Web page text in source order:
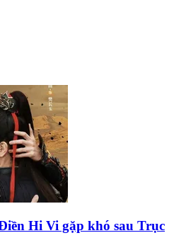
Hi Vi gặp khó sau Trục